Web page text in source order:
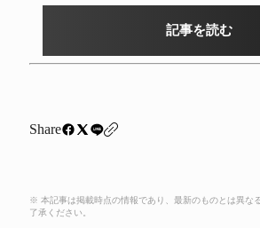
記事を読む
Share
※ 本記事は掲載時点の情報であり、最新のものとは異な
了承ください。